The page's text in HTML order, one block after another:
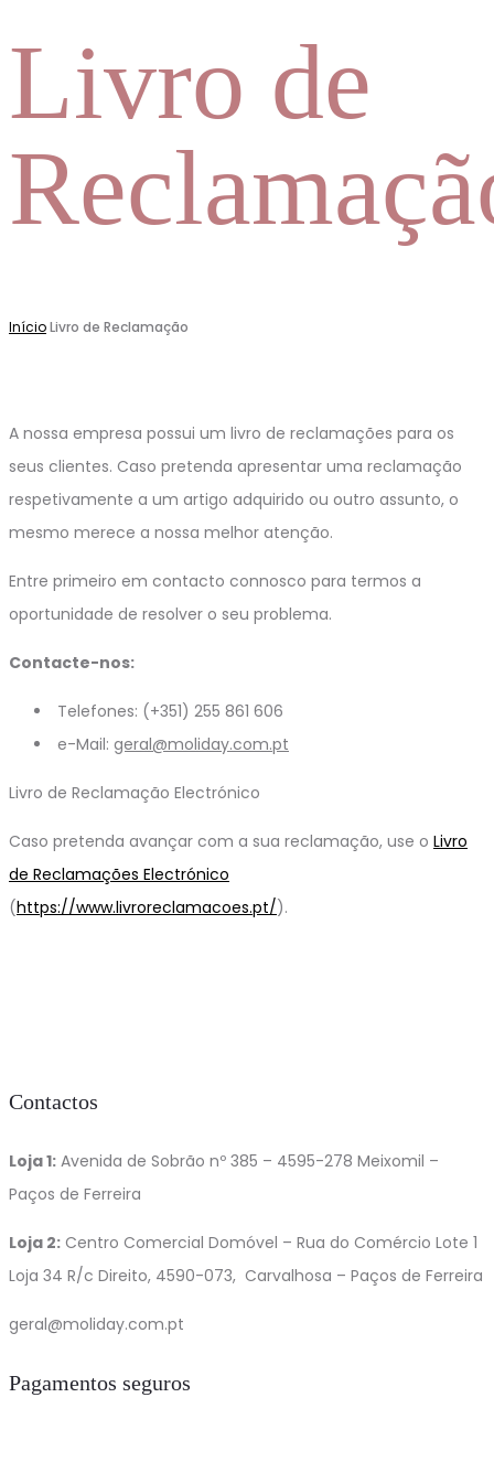
Livro de
InícioLivro de Reclamação
A nossa empresa possui um livro de reclamações para os
seus clientes. Caso pretenda apresentar uma reclamação
respetivamente a um artigo adquirido ou outro assunto, o
mesmo merece a nossa melhor atenção.
Entre primeiro em contacto connosco para termos a
oportunidade de resolver o seu problema.
Contacte-nos:
Telefones: (+351) 255 861 606
e-Mail: geral@moliday.com.pt
Livro de Reclamação Electrónico
Caso pretenda avançar com a sua reclamação, use o Livro
de Reclamações Electrónico
(https://www.livroreclamacoes.pt/).
Contactos
Loja 1: Avenida de Sobrão nº 385 – 4595-278 Meixomil –
Paços de Ferreira
Loja 2: Centro Comercial Domóvel – Rua do Comércio Lote 1
Loja 34 R/c Direito, 4590-073, Carvalhosa – Paços de Ferreira
geral@moliday.com.pt
Pagamentos seguros